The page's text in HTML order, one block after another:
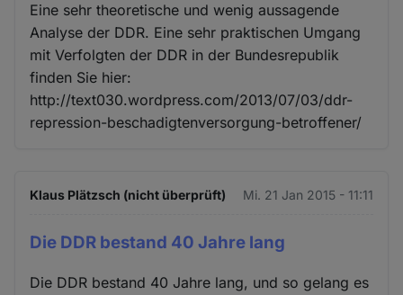
Eine sehr theoretische und wenig aussagende
Analyse der DDR. Eine sehr praktischen Umgang
mit Verfolgten der DDR in der Bundesrepublik
finden Sie hier:
http://text030.wordpress.com/2013/07/03/ddr-
repression-beschadigtenversorgung-betroffener/
Klaus Plätzsch (nicht überprüft) Mi. 21 Jan 2015 - 11:11
Die DDR bestand 40 Jahre lang
Die DDR bestand 40 Jahre lang, und so gelang es